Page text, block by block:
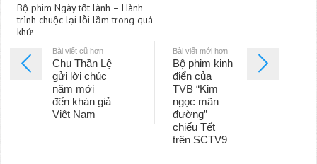
Bộ phim Ngày tốt lành – Hành
trình chuộc lại lỗi lầm trong quá
khứ
Bài viết cũ hơn
Chu Thần Lệ
gửi lời chúc
năm mới
đến khán giả
Việt Nam
Bài viết mới hơn
Bộ phim kinh
điển của
TVB “Kim
ngọc mãn
đường”
chiếu Tết
trên SCTV9